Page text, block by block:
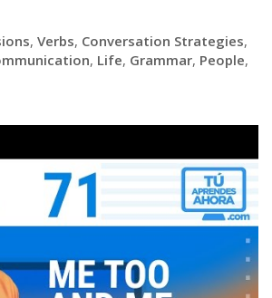
, Verbs, Conversation Strategies,
, Life, Grammar, People,